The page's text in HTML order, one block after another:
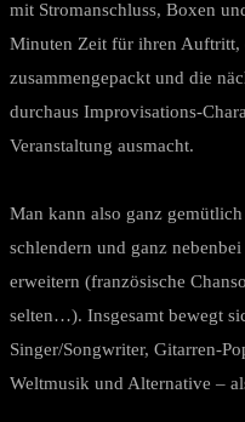
mit Stromanschluss, Boxen
Minuten Zeit für ihren
zusammengepackt und die
durchaus Improvisations-
Veranstaltung ausmacht.
Man kann also ganz
schlendern und ganz
erweitern (französische
selten…). Insgesamt bewegt
Singer/Songwriter, Gitarren-
Weltmusik und Alternative –